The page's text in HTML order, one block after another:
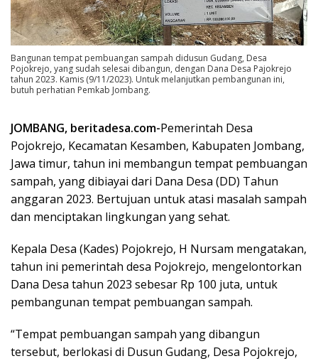
Bangunan tempat pembuangan sampah didusun Gudang, Desa
Pojokrejo, yang sudah selesai dibangun, dengan Dana Desa Pajokrejo
tahun 2023. Kamis (9/11/2023). Untuk melanjutkan pembangunan ini,
butuh perhatian Pemkab Jombang.
JOMBANG, beritadesa.com-Pemerintah Desa
Pojokrejo, Kecamatan Kesamben, Kabupaten Jombang,
Jawa timur, tahun ini membangun tempat pembuangan
sampah, yang dibiayai dari Dana Desa (DD) Tahun
anggaran 2023. Bertujuan untuk atasi masalah sampah
dan menciptakan lingkungan yang sehat.
Kepala Desa (Kades) Pojokrejo, H Nursam mengatakan,
tahun ini pemerintah desa Pojokrejo, mengelontorkan
Dana Desa tahun 2023 sebesar Rp 100 juta, untuk
pembangunan tempat pembuangan sampah.
“Tempat pembuangan sampah yang dibangun
tersebut, berlokasi di Dusun Gudang, Desa Pojokrejo,